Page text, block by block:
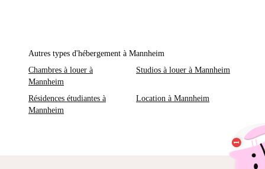
Autres types d'hébergement à Mannheim
Chambres à louer à
Mannheim
Studios à louer à Mannheim
Résidences étudiantes à
Mannheim
Location à Mannheim